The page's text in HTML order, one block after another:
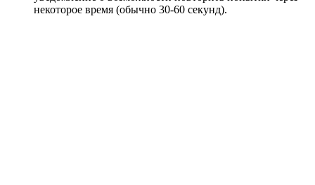
некоторое время (обычно 30-60 секунд).